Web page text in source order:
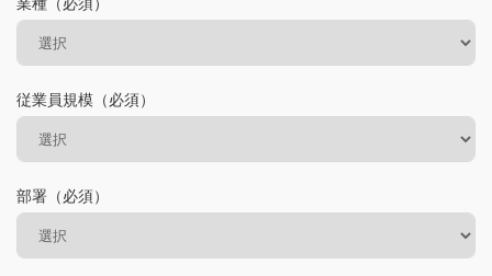
従業員規模（必須）
部署（必須）